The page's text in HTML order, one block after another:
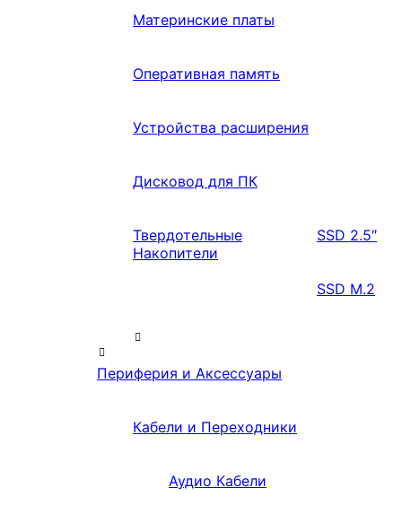
Материнские платы
Оперативная память
Устройства расширения
Дисковод для ПК
Твердотельные
Накопители
SSD 2.5″
SSD M.2
Периферия и Аксессуары
Кабели и Переходники
Аудио Кабели